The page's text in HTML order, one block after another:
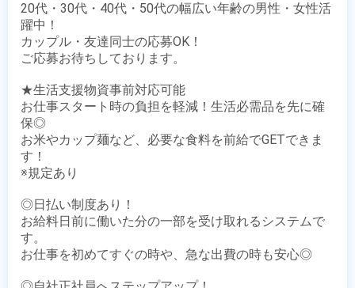
20代・30代・40代・50代の幅広い年齢の男性・女性活
躍中！
カップル・友達同士の応募OK！
ご応募お待ちしております。
★生活支援物資事前対応可能
お仕事スタート時の負担を軽減！生活必需品を先に確
保◎
お米やカップ麺など、必要な食料を前給でGETできま
す！
※規定あり
◎日払い制度あり！
お給料日前に働いた分の一部を受け取れるシステムで
す。
お仕事を初めてすぐの時や、急な出費の時も安心◎